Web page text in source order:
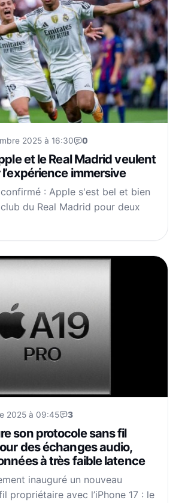
2025 à 16:30 0
et le Real Madrid veulent
immersive
: Apple s'est bel et bien
du Real Madrid pour deux
2025 à 09:45 3
son protocole sans fil
des échanges audio,
à très faible latence
inauguré un nouveau
propriétaire avec l’iPhone 17 : le